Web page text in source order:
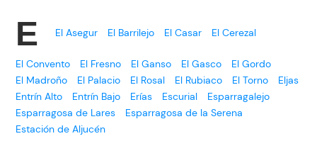
E El Asegur El Barrilejo El Casar El Cerezal
El Convento El Fresno El Ganso El Gasco
El Gordo
El Madroño
El Palacio El Rosal El Rubiaco El Torno
Eljas
Entrín Alto
Entrín Bajo Erías Escurial
Esparragalejo
Esparragosa de Lares
Esparragosa de la Serena
Estación de Aljucén